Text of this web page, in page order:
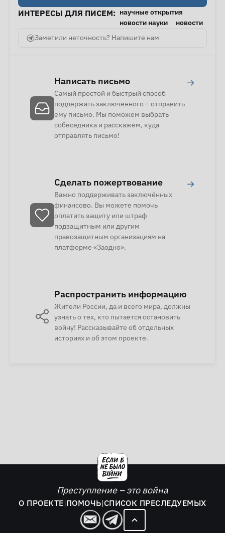
ИНТЕРЕСЫ ДЛЯ ПИСЕМ: научные открытия
новости науки
новости
Заметили неточность? Напишите нам
Написать письмо
Самый простой и быстрый способ
поддержать заключенного – отправить
ему письмо. Мы поможем выбрать
собеседника и расскажем, куда
отправлять письмо!
→
Сделать пожертвование
Важно поддерживать заключённых
финансово. Вы можете помочь
оплатить защиту или штраф
подзащитным или другим
правозащитным организациям на
платформе «Заодно».
→
Распространить информацию
Жители России, да и всего мира, должны
узнать о тех, кто пытается остановить
войну! Рассказывайте об отдельных
историях и об этом проекте.
Преступление – это война
О ПРОЕКТЕ|ПОМОЧЬ|СПИСОК ПРЕСЛЕДУЕМЫХ